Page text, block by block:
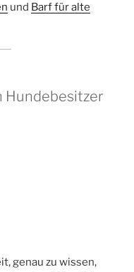
und Barf für alte
Hundebesitzer
genau zu wissen,